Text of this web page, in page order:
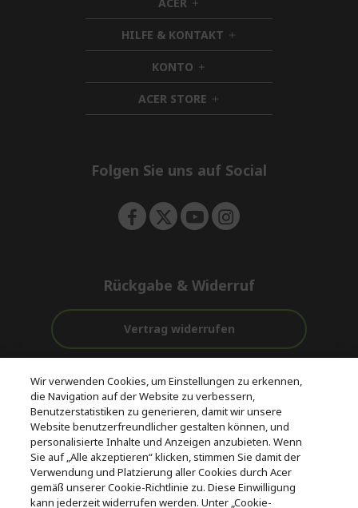
h
i
d
d
e
n
HILFE & KONTAKT h
i
d
n
KONTO h
i
d
d
ACER STORE h
i
e
Folgen Sie uns auf Social
Rückgabe & Widerruf
Vertrag widerrufen
Kostenloser
Versand
vor und nach
dem Kauf
Zahlung
© 2026 Acer Inc.
CPYou BV ist der autorisierte Wiederverkäufer und Händler der
Produkte und Dienstleistungen, die in diesem Shop angeboten
werden.
Wir verwenden Cookies, um Einstellungen zu erkennen,
die Navigation auf der Website zu verbessern,
Benutzerstatistiken zu generieren, damit wir unsere
Website benutzerfreundlicher gestalten können, und
personalisierte Inhalte und Anzeigen anzubieten. Wenn
Sie auf „Alle akzeptieren“ klicken, stimmen Sie damit der
Verwendung und Platzierung aller Cookies durch Acer
gemäß unserer Cookie-Richtlinie zu. Diese Einwilligung
kann jederzeit widerrufen werden. Unter „Cookie-